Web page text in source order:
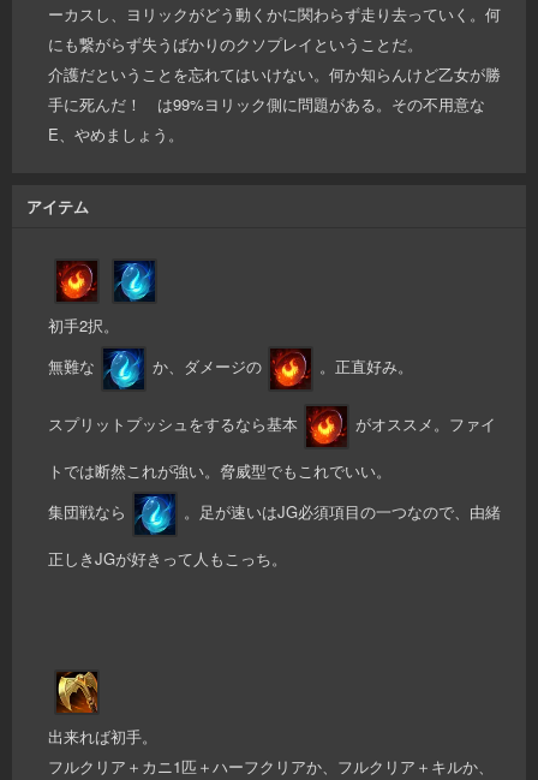
ーカスし、ヨリックがどう動くかに関わらず走り去っていく。何
にも繋がらず失うばかりのクソプレイということだ。
介護だということを忘れてはいけない。何か知らんけど乙女が勝
手に死んだ！ は99%ヨリック側に問題がある。その不用意な
E、やめましょう。
アイテム
初手2択。
無難な
か、ダメージの 。正直好み。
スプリットプッシュをするなら基本 がオススメ。ファイ
トでは断然これが強い。脅威型でもこれでいい。
集団戦なら
。足が速いはJG必須項目の一つなので、由緒
正しきJGが好きって人もこっち。
出来れば初手。
フルクリア＋カニ1匹＋ハーフクリアか、フルクリア＋キルか、